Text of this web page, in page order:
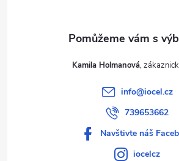
Kamila Holmanová
info@iocel.cz
739653662
Navštivte náš
iocelcz